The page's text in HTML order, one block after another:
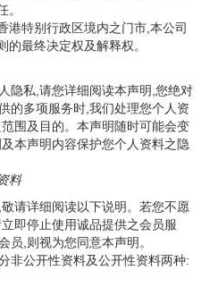
。
港特别行政区境内之门市,本公司
最终决定权及解释权。
隐私,请您详细阅读本声明,您绝对
的多项服务时,我们处理您个人资
围及目的。本声明随时可能会变
本声明内容保护您个人资料之隐
料
请详细阅读以下说明。若您不愿
即停止使用诚品提供之会员服
员,则视为您同意本声明。
非公开性资料及公开性资料两种: